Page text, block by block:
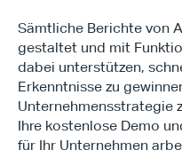
Sämtliche Berichte von
gestaltet und mit
dabei unterstützen,
Erkenntnisse zu
Unternehmensstrategie
Ihre kostenlose Demo
für Ihr Unternehmen